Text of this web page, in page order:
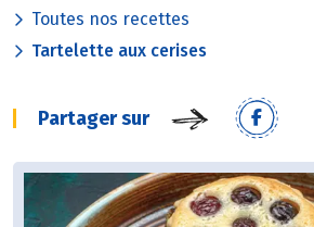
Toutes nos recettes
Tartelette aux cerises
Partager sur